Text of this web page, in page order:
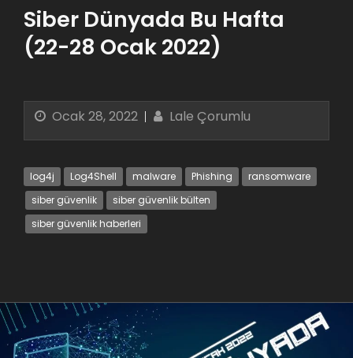
Siber Dünyada Bu Hafta
(22-28 Ocak 2022)
Ocak 28, 2022 Lale Çorumlu
log4j Log4Shell malware Phishing
ransomware
siber güvenlik
siber güvenlik bülten
siber güvenlik haberleri